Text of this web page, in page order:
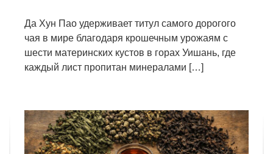
Да Хун Пао удерживает титул самого дорогого
чая в мире благодаря крошечным урожаям с
шести материнских кустов в горах Уишань, где
каждый лист пропитан минералами […]